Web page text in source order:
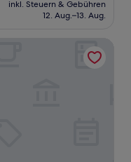
beträgt
inkl. Steuern & Gebühren
12. Aug.–13. Aug.